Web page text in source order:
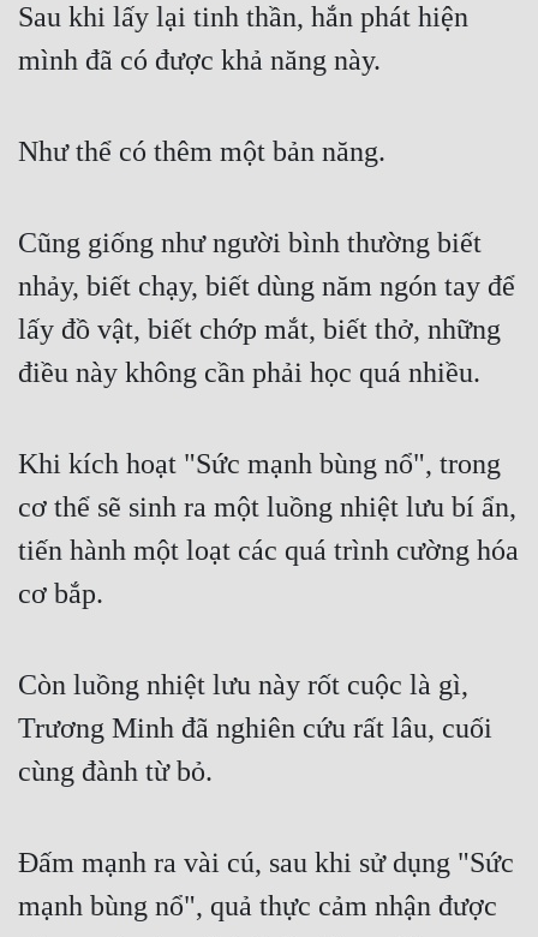
Sau khi lấy lại tinh thần, hắn phát hiện
mình đã có được khả năng này.
Như thể có thêm một bản năng.
Cũng giống như người bình thường biết
nhảy, biết chạy, biết dùng năm ngón tay để
lấy đồ vật, biết chớp mắt, biết thở, những
điều này không cần phải học quá nhiều.
Khi kích hoạt "Sức mạnh bùng nổ", trong
cơ thể sẽ sinh ra một luồng nhiệt lưu bí ẩn,
tiến hành một loạt các quá trình cường hóa
cơ bắp.
Còn luồng nhiệt lưu này rốt cuộc là gì,
Trương Minh đã nghiên cứu rất lâu, cuối
cùng đành từ bỏ.
Đấm mạnh ra vài cú, sau khi sử dụng "Sức
mạnh bùng nổ", quả thực cảm nhận được